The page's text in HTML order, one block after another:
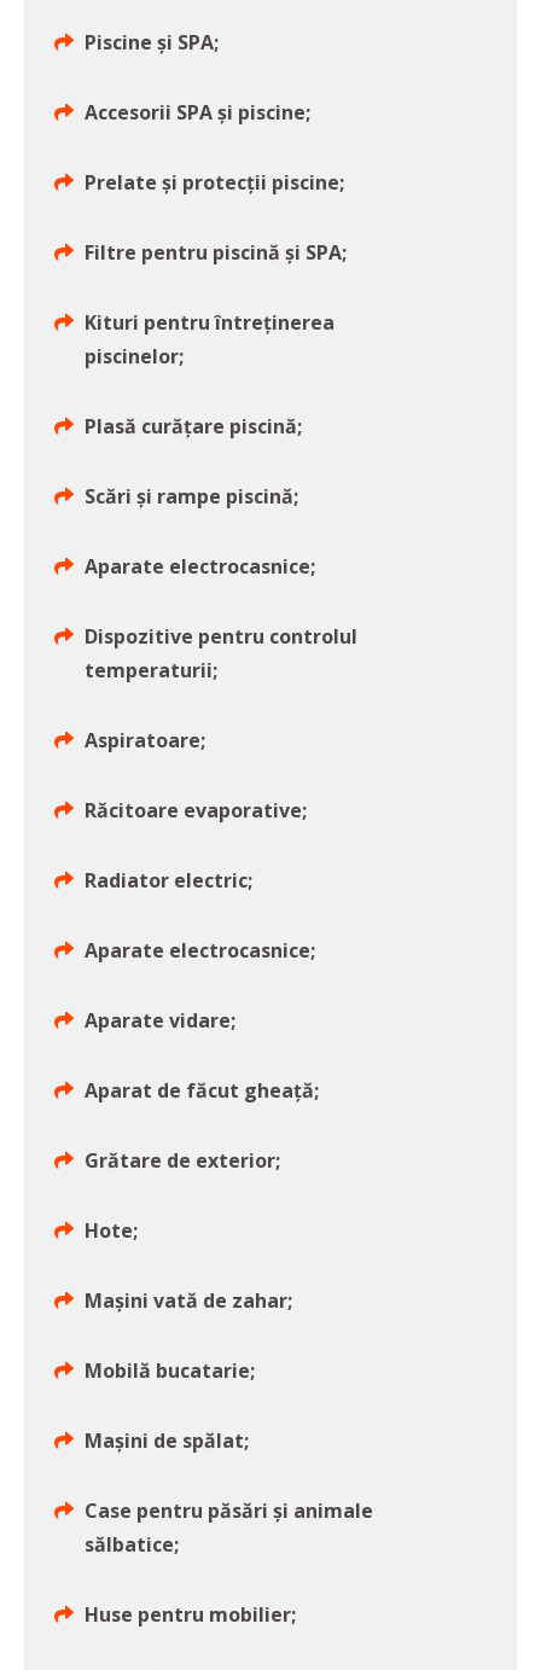
Piscine și SPA;
Accesorii SPA și piscine;
Prelate și protecții piscine;
Filtre pentru piscină și SPA;
Kituri pentru întreținerea
piscinelor;
Plasă curățare piscină;
Scări și rampe piscină;
Aparate electrocasnice;
Dispozitive pentru controlul
temperaturii;
Aspiratoare;
Răcitoare evaporative;
Radiator electric;
Aparate electrocasnice;
Aparate vidare;
Aparat de făcut gheață;
Grătare de exterior;
Hote;
Mașini vată de zahar;
Mobilă bucatarie;
Mașini de spălat;
Case pentru păsări și animale
sălbatice;
Huse pentru mobilier;